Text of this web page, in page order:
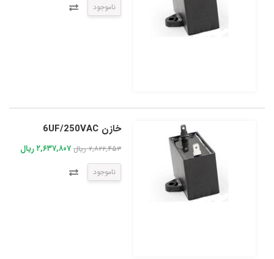
ناموجود
خازن 6UF/250VAC
۲,۸۲۲,۴۵۳ ریال ۲,۶۳۷,۸۰۷ ریال
ناموجود